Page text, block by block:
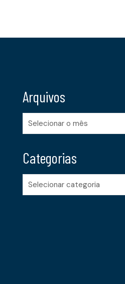
Arquivos
Arquivos
Categorias
Categorias